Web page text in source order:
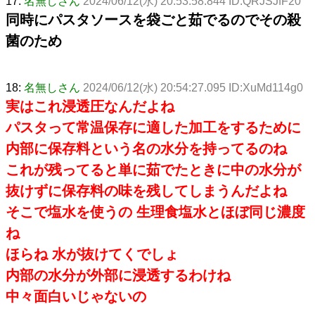
同時にパスタソースを袋ごと茹でるのでその殺
菌のため
18: 名無しさん 2024/06/12(水) 20:54:27.095 ID:XuMd114g0
実はこれ浸透圧なんだよね
パスタって常温保存に適した加工をするために
内部に保存料という名の水分を持ってるのね
これが残ってると単に茹でたときに中の水分が
抜けずに保存料の味を残してしまうんだよね
そこで塩水を使うの 生理食塩水とほぼ同じ濃度
ね
ほらね 水が抜けてくでしょ
内部の水分が外部に浸透するわけね
中々面白いじゃないの